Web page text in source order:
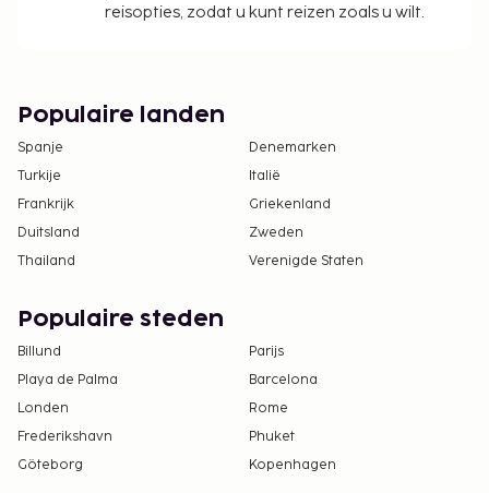
(onder voorbehoud van beschikbaarheid)
wijzigen.
Kinderen t/m 12 jaar oud verblijven gratis
Je kunt na overleg met de accommodatie
huisdieren meenemen (hiervoor gelden
toeslagen, die je kunt nalezen in de sectie
'Kosten'). De contactgegevens van de
accommodatie vind je in de
boekingsbevestiging.
reisopties, zodat u kunt reizen zoals u wilt.
Populaire landen
Spanje
Denemarken
Turkije
Italië
Frankrijk
Griekenland
Duitsland
Zweden
Thailand
Verenigde Staten
Populaire steden
Billund
Parijs
Playa de Palma
Barcelona
Londen
Rome
Frederikshavn
Phuket
Göteborg
Kopenhagen